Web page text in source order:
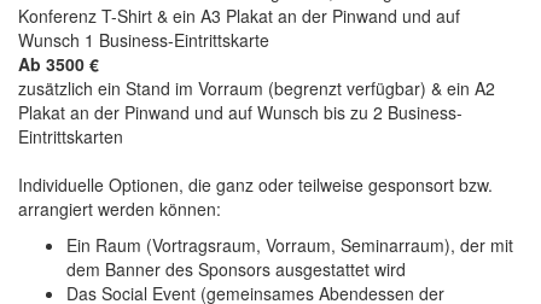
Konferenz T-Shirt & ein A3 Plakat an der Pinwand und auf
Wunsch 1 Business-Eintrittskarte
Ab 3500 €
zusätzlich ein Stand im Vorraum (begrenzt verfügbar) & ein A2
Plakat an der Pinwand und auf Wunsch bis zu 2 Business-
Eintrittskarten
Individuelle Optionen, die ganz oder teilweise gesponsort bzw.
arrangiert werden können:
Ein Raum (Vortragsraum, Vorraum, Seminarraum), der mit
dem Banner des Sponsors ausgestattet wird
Das Social Event (gemeinsames Abendessen der